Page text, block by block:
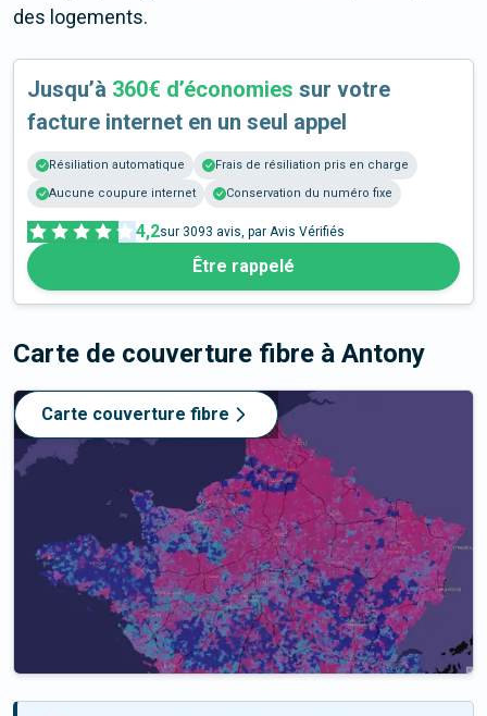
des logements.
Jusqu’à 360€ d’économies sur votre
facture internet en un seul appel
Résiliation automatique
Frais de résiliation pris en charge
Aucune coupure internet
Conservation du numéro fixe
4,2sur 3093 avis, par Avis Vérifiés
Être rappelé
Carte de couverture fibre à Antony
Carte couverture fibre